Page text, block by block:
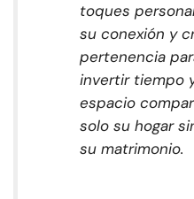
toques
su conexión y
pertenencia
invertir tiempo
espacio
solo su hogar
su matrimonio.